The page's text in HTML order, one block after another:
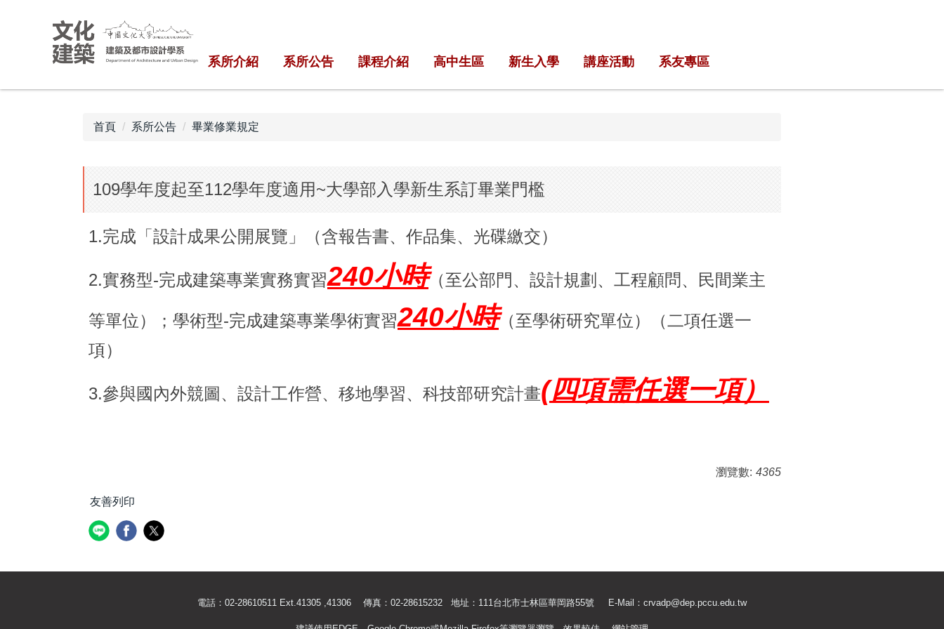
系所介紹 系所公告 課程介紹 高中生區 新生入學 講座活動 系友專區
首頁 系所公告 畢業修業規定
109學年度起至112學年度適用~大學部入學新生系訂畢業門檻
1.完成「設計成果公開展覽」（含報告書、作品集、光碟繳交）
2.實務型-完成建築專業實務實習240小時（至公部門、設計規劃、工程顧問、民間業主
等單位）；學術型-完成建築專業學術實習240小時（至學術研究單位）（二項任選一
項）
3.參與國內外競圖、設計工作營、移地學習、科技部研究計畫(四項需任選一項）
瀏覽數: 4365
友善列印
電話：02-28610511 Ext.41305 ,41306 傳真：02-28615232 地址：111台北市士林區華岡路55號 E-Mail： crvadp@dep.pccu.edu.tw